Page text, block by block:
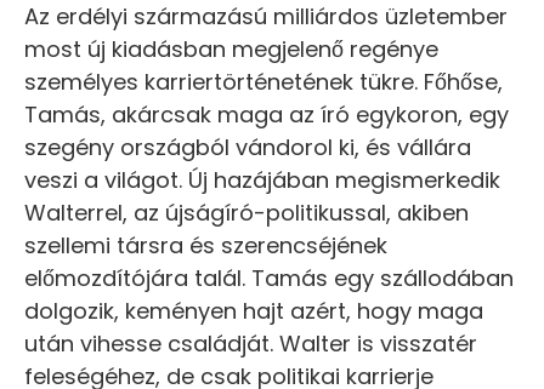
Az erdélyi származású milliárdos üzletember
most új kiadásban megjelenő regénye
személyes karriertörténetének tükre. Főhőse,
Tamás, akárcsak maga az író egykoron, egy
szegény országból vándorol ki, és vállára
veszi a világot. Új hazájában megismerkedik
Walterrel, az újságíró-politikussal, akiben
szellemi társra és szerencséjének
előmozdítójára talál. Tamás egy szállodában
dolgozik, keményen hajt azért, hogy maga
után vihesse családját. Walter is visszatér
feleségéhez, de csak politikai karrierje